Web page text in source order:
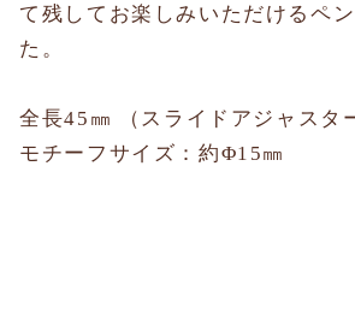
て残してお楽しみいただけるペ
た。
全長45㎜ （スライドアジャスタ
モチーフサイズ：約Φ15㎜